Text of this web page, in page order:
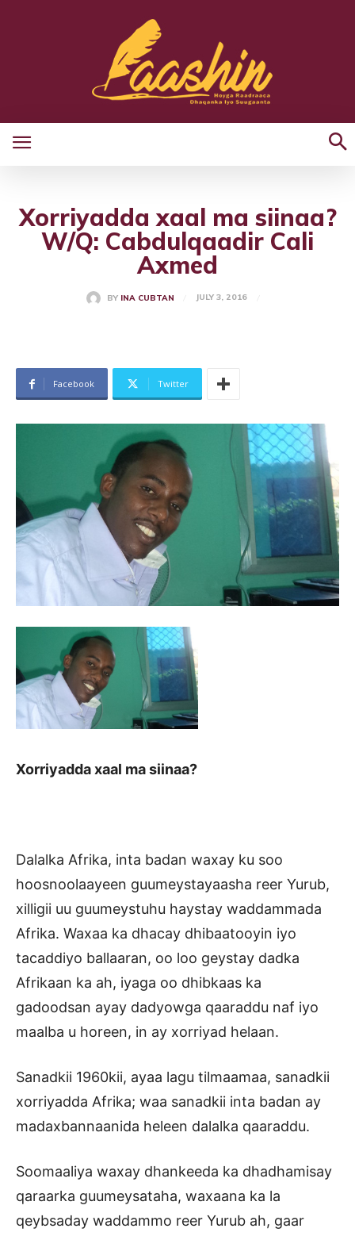
Xorriyadda xaal ma siinaa?
W/Q: Cabdulqaadir Cali
Axmed
BY INA CUBTAN JULY 3, 2016
Facebook Twitter
Xorriyadda xaal ma siinaa?
Dalalka Afrika, inta badan waxay ku soo
hoosnoolaayeen guumeystayaasha reer Yurub,
xilligii uu guumeystuhu haystay waddammada
Afrika. Waxaa ka dhacay dhibaatooyin iyo
tacaddiyo ballaaran, oo loo geystay dadka
Afrikaan ka ah, iyaga oo dhibkaas ka
gadoodsan ayay dadyowga qaaraddu naf iyo
maalba u horeen, in ay xorriyad helaan.
Sanadkii 1960kii, ayaa lagu tilmaamaa, sanadkii
xorriyadda Afrika; waa sanadkii inta badan ay
madaxbannaanida heleen dalalka qaaraddu.
Soomaaliya waxay dhankeeda ka dhadhamisay
qaraarka guumeysataha, waxaana ka la
qeybsaday waddammo reer Yurub ah, gaar